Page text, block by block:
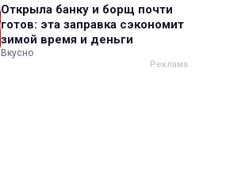
Открыла банку и борщ почти
готов: эта заправка сэкономит
зимой время и деньги
Вкусно